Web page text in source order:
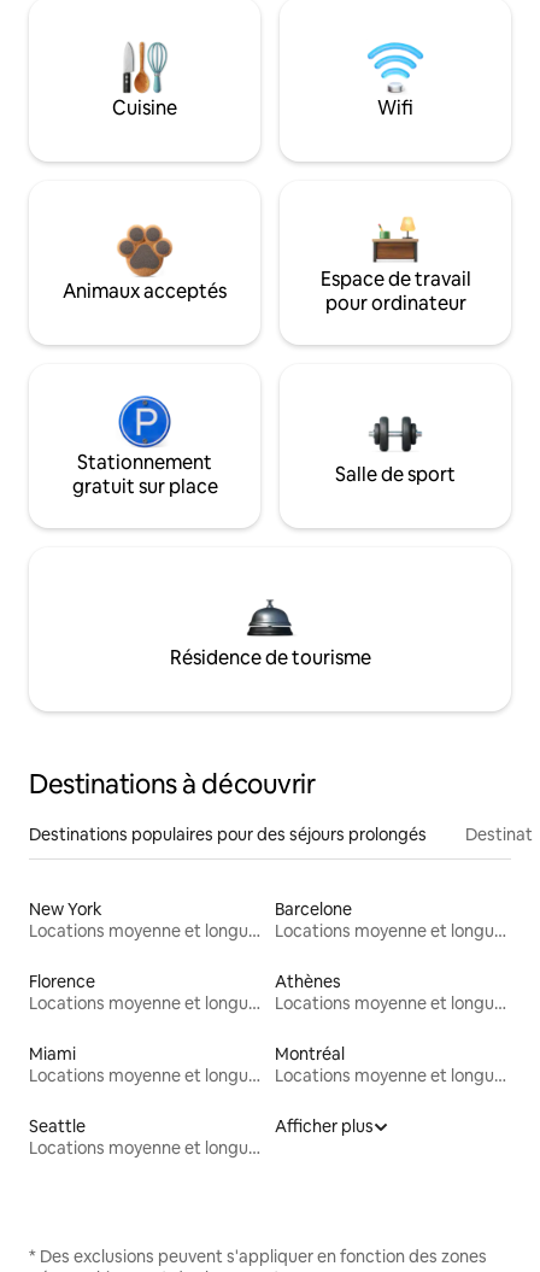
Cuisine Wifi
Animaux acceptés
Espace de travail
pour ordinateur
Stationnement
gratuit sur place
Salle de sport
Résidence de tourisme
Destinations à découvrir
Destinations populaires pour des séjours prolongés
New York
Locations moyenne et longue durée
Barcelone
Locations moyenne et longue durée
Florence
Locations moyenne et longue durée
Athènes
Locations moyenne et longue durée
Miami
Locations moyenne et longue durée
Montréal
Locations moyenne et longue durée
Seattle
Locations moyenne et longue durée
Afficher plus
* Des exclusions peuvent s'appliquer en fonction des zones